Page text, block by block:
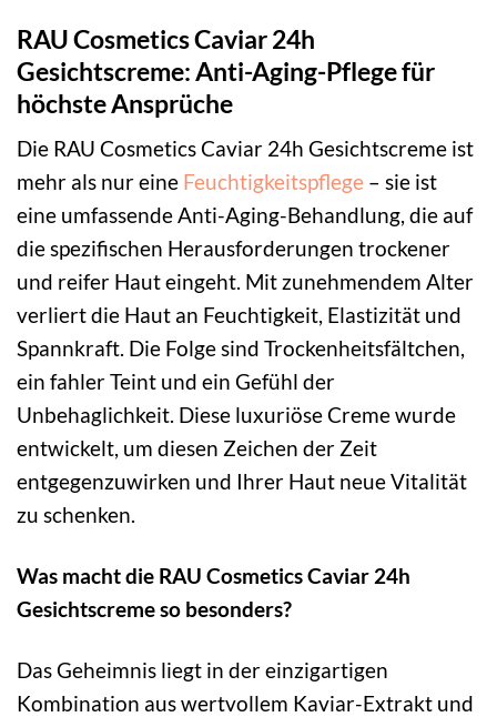
RAU Cosmetics Caviar 24h
Gesichtscreme: Anti-Aging-Pflege für
höchste Ansprüche
Die RAU Cosmetics Caviar 24h Gesichtscreme ist
mehr als nur eine Feuchtigkeitspflege – sie ist
eine umfassende Anti-Aging-Behandlung, die auf
die spezifischen Herausforderungen trockener
und reifer Haut eingeht. Mit zunehmendem Alter
verliert die Haut an Feuchtigkeit, Elastizität und
Spannkraft. Die Folge sind Trockenheitsfältchen,
ein fahler Teint und ein Gefühl der
Unbehaglichkeit. Diese luxuriöse Creme wurde
entwickelt, um diesen Zeichen der Zeit
entgegenzuwirken und Ihrer Haut neue Vitalität
zu schenken.
Was macht die RAU Cosmetics Caviar 24h
Gesichtscreme so besonders?
Das Geheimnis liegt in der einzigartigen
Kombination aus wertvollem Kaviar-Extrakt und